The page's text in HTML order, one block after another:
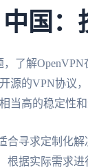
国：
，了解
源的VPN协议
当高的稳定性
合寻求定制化解
根据实际需求进